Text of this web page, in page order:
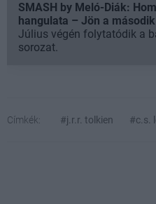
SMASH by Meló-Diák:
hangulata – Jön a
Július végén folytatódik a
sorozat.
Címkék: #j.r.r. tolkien #c.s.